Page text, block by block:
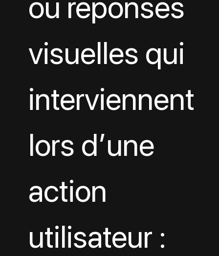
visuelles qui
interviennent
lors d’une
action
utilisateur :